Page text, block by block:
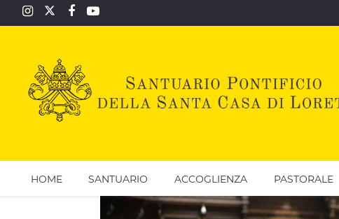
HOME SANTUARIO ACCOGLIENZA PASTORALE